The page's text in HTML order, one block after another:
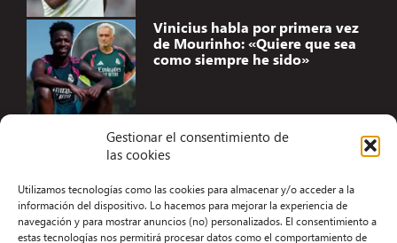
Gestionar el consentimiento de
las cookies
Utilizamos tecnologías como las cookies para almacenar y/o acceder a la
información del dispositivo. Lo hacemos para mejorar la experiencia de
navegación y para mostrar anuncios (no) personalizados. El consentimiento a
estas tecnologías nos permitirá procesar datos como el comportamiento de
Vinicius habla por primera vez
de Mourinho: «Quiere que sea
como siempre he sido»
Aviso Legal
Términos y condiciones